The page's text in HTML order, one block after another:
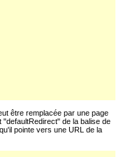
être remplacée par une page
de la balise de
pointe vers une URL de la